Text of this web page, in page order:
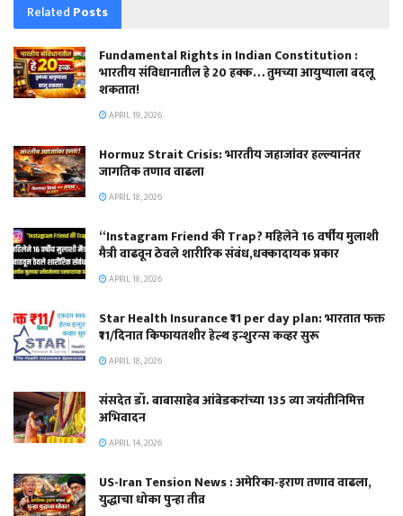
Related Posts
Fundamental Rights in Indian Constitution :
भारतीय संविधानातील हे 20 हक्क… तुमच्या आयुष्याला बदलू
शकतात!
APRIL 19, 2026
Hormuz Strait Crisis: भारतीय जहाजांवर हल्ल्यानंतर
जागतिक तणाव वाढला
APRIL 18, 2026
“Instagram Friend की Trap? महिलेने 16 वर्षीय मुलाशी
मैत्री वाढवून ठेवले शारीरिक संबंध,धक्कादायक प्रकार
APRIL 18, 2026
Star Health Insurance ₹11 per day plan: भारतात फक्त
₹11/दिनात किफायतशीर हेल्थ इन्शुरन्स कव्हर सुरू
APRIL 18, 2026
संसदेत डॉ. बाबासाहेब आंबेडकरांच्या 135 व्या जयंतीनिमित्त
अभिवादन
APRIL 14, 2026
US-Iran Tension News : अमेरिका-इराण तणाव वाढला,
युद्धाचा धोका पुन्हा तीव्र